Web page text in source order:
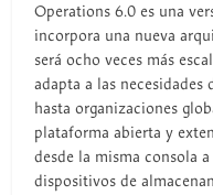
Operations 6.0 es una
incorpora una nueva
será ocho veces más
adapta a las necesidades
hasta organizaciones
plataforma abierta y
desde la misma consola
dispositivos de